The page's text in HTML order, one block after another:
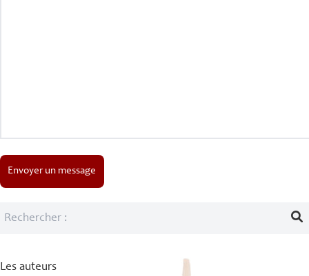
Les auteurs